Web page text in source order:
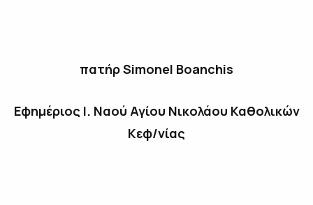
πατήρSimonel Boanchis
Εφημέριος Ι. Ναού Αγίου Νικολάου Καθολικών
Κεφ/νίας